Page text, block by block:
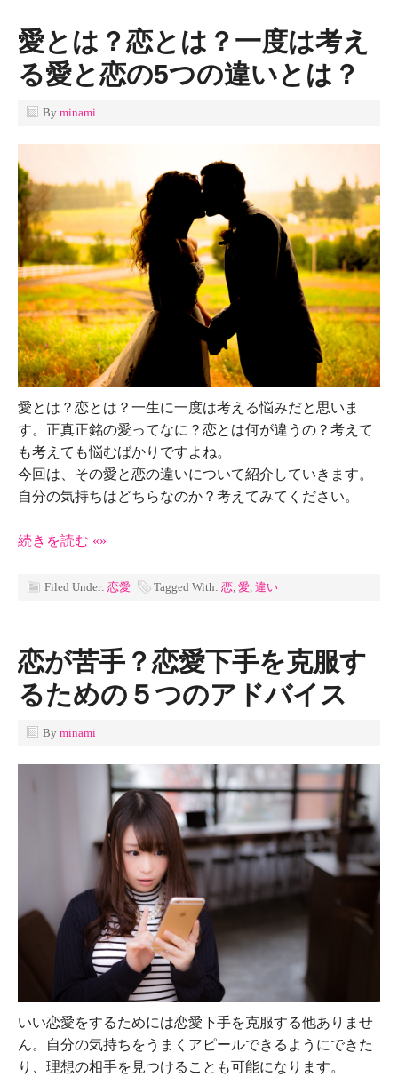
愛とは？恋とは？一度は考え
る愛と恋の5つの違いとは？
By minami
愛とは？恋とは？一生に一度は考える悩みだと思いま
す。正真正銘の愛ってなに？恋とは何が違うの？考えて
も考えても悩むばかりですよね。
今回は、その愛と恋の違いについて紹介していきます。
自分の気持ちはどちらなのか？考えてみてください。
続きを読む «»
Filed Under: 恋愛 Tagged With: 恋 愛 違い
恋が苦手？恋愛下手を克服す
るための５つのアドバイス
By minami
いい恋愛をするためには恋愛下手を克服する他ありませ
ん。自分の気持ちをうまくアピールできるようにできた
り、理想の相手を見つけることも可能になります。